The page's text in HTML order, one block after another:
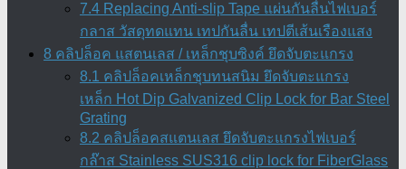
7.4 Replacing Anti-slip Tape แผ่นกันลื่นไฟเบอร์
กลาส วัสดุทดแทน เทปกันลื่น เทปตีเส้นเรืองแสง
8 คลิปล็อค แสตนเลส / เหล็กชุบซิงค์ ยึดจับตะแกรง
8.1 คลิปล็อคเหล็กชุบทนสนิม ยึดจับตะแกรง
เหล็ก Hot Dip Galvanized Clip Lock for Bar Steel
Grating
8.2 คลิปล็อคสแตนเลส ยึดจับตะแกรงไฟเบอร์
กล๊าส Stainless SUS316 clip lock for FiberGlass